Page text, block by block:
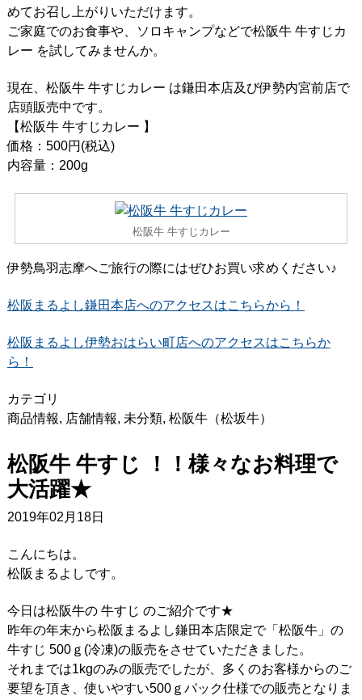
めてお召し上がりいただけます。
ご家庭でのお食事や、ソロキャンプなどで松阪牛 牛すじカ
レー を試してみませんか。
現在、松阪牛 牛すじカレー は鎌田本店及び伊勢内宮前店で
店頭販売中です。
【松阪牛 牛すじカレー 】
価格：500円(税込)
内容量：200g
松阪牛 牛すじカレー
伊勢鳥羽志摩へご旅行の際にはぜひお買い求めください♪
松阪まるよし鎌田本店へのアクセスはこちらから！
松阪まるよし伊勢おはらい町店へのアクセスはこちらか
ら！
カテゴリ
商品情報, 店舗情報, 未分類, 松阪牛（松坂牛）
松阪牛 牛すじ ！！様々なお料理で
大活躍★
2019年02月18日
こんにちは。
松阪まるよしです。
今日は松阪牛の 牛すじ のご紹介です★
昨年の年末から松阪まるよし鎌田本店限定で「松阪牛」の
牛すじ 500ｇ(冷凍)の販売をさせていただきました。
それまでは1kgのみの販売でしたが、多くのお客様からのご
要望を頂き、使いやすい500ｇパック仕様での販売となりま